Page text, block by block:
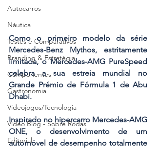
Autocarros
Náutica
Testes e Comparativos
Branding & Estratégia
Componentes
Gastronomia
Videojogos/Tecnologia
Vídeo Blog - Sobre Rodas
Editorial
Como o primeiro modelo da série
Mercedes-Benz Mythos, estritamente
limitada, o Mercedes-AMG PureSpeed
celebra a sua estreia mundial no
Grande Prémio de Fórmula 1 de Abu
Dhabi.
Inspirado no hipercarro Mercedes-AMG
ONE, o desenvolvimento de um
automóvel de desempenho totalmente